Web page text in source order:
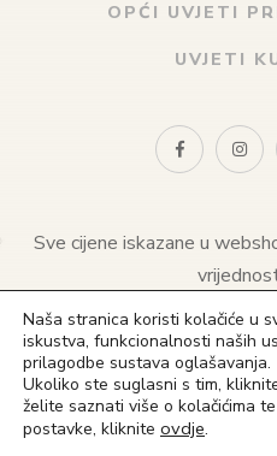
OPĆI UVJETI
UVJETI
Sve cijene iskazane u
© 2021 Naklada sv.
(+385) 1
(+385) 91
Naša stranica koristi kolačiće u
iskustva, funkcionalnosti naših
prilagodbe sustava oglašavanja.
Ukoliko ste suglasni s tim,
želite saznati više o kolačićima
postavke, kliknite ovdje.